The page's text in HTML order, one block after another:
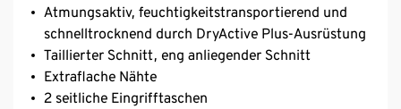
Atmungsaktiv, feuchtigkeitstransportierend und
schnelltrocknend durch DryActive Plus-Ausrüstung
Taillierter Schnitt, eng anliegender Schnitt
Extraflache Nähte
2 seitliche Eingrifftaschen